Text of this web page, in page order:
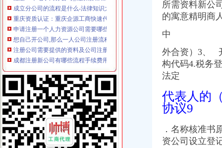
重庆资质认证：重庆企源工商快速代办渝中区的房地产开发资质延期新
申请注册一个人力资源公司需要哪些流程和费用。我们公司主要从事代
想自己开公司,那么一人公司注册流程是什么？_搜狐财经_搜狐网
注册公司需要提供的资料及公司注册流程-搜百科
成都注册新公司有哪些流程手续费用？_贝多财务企业官网—站式企业
公司设立流程[46p].ppt
食品公司在沙坪坝区办注册要多久能开始运营_上海赢缘财务咨询有限
办理企业税务登记证-税务代理-武汉八方鼎力财务咨询有限公司
【税务登记证】税务登记证有效期税务登记证如何办理_十大品牌网
公司设立登记服务工作流程-姜爱律师文集
北京公司注册流程及注意事项_百度经验
资本管理公司注册条件,办理公司注册的条件
重庆沙坪坝工商**公司注册重庆沙坪坝工商**优惠办理重庆公司注册今
沙坪坝哪里可以办理,沙坪坝哪里能够办理个人无押|价
所需资料新公
的寓意精明商
中
外合资）3、
构代码4.税务
法定
代表人的
协议9
．名称核准书
资公司设立登